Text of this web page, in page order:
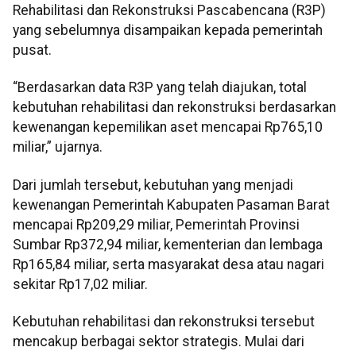
Rehabilitasi dan Rekonstruksi Pascabencana (R3P)
yang sebelumnya disampaikan kepada pemerintah
pusat.
“Berdasarkan data R3P yang telah diajukan, total
kebutuhan rehabilitasi dan rekonstruksi berdasarkan
kewenangan kepemilikan aset mencapai Rp765,10
miliar,” ujarnya.
Dari jumlah tersebut, kebutuhan yang menjadi
kewenangan Pemerintah Kabupaten Pasaman Barat
mencapai Rp209,29 miliar, Pemerintah Provinsi
Sumbar Rp372,94 miliar, kementerian dan lembaga
Rp165,84 miliar, serta masyarakat desa atau nagari
sekitar Rp17,02 miliar.
Kebutuhan rehabilitasi dan rekonstruksi tersebut
mencakup berbagai sektor strategis. Mulai dari